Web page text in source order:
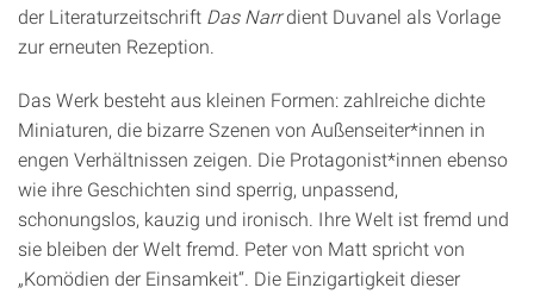
der Literaturzeitschrift Das Narrdient Duvanel als Vorlage
zur erneuten Rezeption.
Das Werk besteht aus kleinen Formen: zahlreiche dichte
Miniaturen, die bizarre Szenen von Außenseiter*innen in
engen Verhältnissen zeigen. Die Protagonist*innen ebenso
wie ihre Geschichten sind sperrig, unpassend,
schonungslos, kauzig und ironisch. Ihre Welt ist fremd und
sie bleiben der Welt fremd. Peter von Matt spricht von
„Komödien der Einsamkeit“. Die Einzigartigkeit dieser